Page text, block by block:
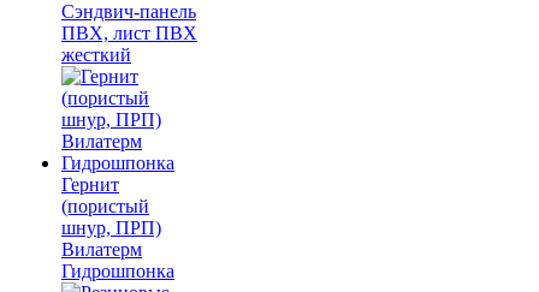
Сэндвич-панель
ПВХ, лист ПВХ
жесткий
Гернит
(пористый
шнур, ПРП)
Вилатерм
Гидрошпонка